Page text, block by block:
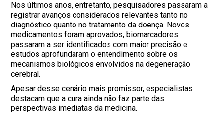
Nos últimos anos, entretanto, pesquisadores passaram a
registrar avanços considerados relevantes tanto no
diagnóstico quanto no tratamento da doença. Novos
medicamentos foram aprovados, biomarcadores
passaram a ser identificados com maior precisão e
estudos aprofundaram o entendimento sobre os
mecanismos biológicos envolvidos na degeneração
cerebral.
Apesar desse cenário mais promissor, especialistas
destacam que a cura ainda não faz parte das
perspectivas imediatas da medicina.